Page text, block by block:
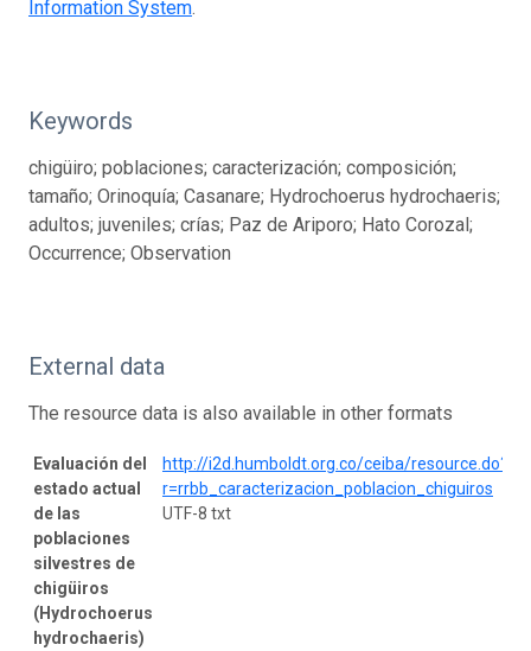
Information System.
Keywords
chigüiro; poblaciones; caracterización; composición;
tamaño; Orinoquía; Casanare; Hydrochoerus hydrochaeris;
adultos; juveniles; crías; Paz de Ariporo; Hato Corozal;
Occurrence; Observation
External data
The resource data is also available in other formats
Evaluación del
estado actual
de las
poblaciones
silvestres de
chigüiros
(Hydrochoerus
hydrochaeris)
http://i2d.humboldt.org.co/ceiba/resource.do?
r=rrbb_caracterizacion_poblacion_chiguiros
UTF-8 txt